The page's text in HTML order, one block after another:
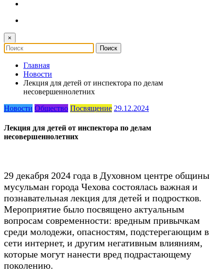
×
Главная
Новости
Лекция для детей от инспектора по делам
несовершеннолетних
Новости Общество Посвящение 29.12.2024
Лекция для детей от инспектора по делам
несовершеннолетних
29 декабря 2024 года в Духовном центре общины
мусульман города Чехова состоялась важная и
познавательная лекция для детей и подростков.
Мероприятие было посвящено актуальным
вопросам современности: вредным привычкам
среди молодежи, опасностям, подстерегающим в
сети интернет, и другим негативным влияниям,
которые могут нанести вред подрастающему
поколению.